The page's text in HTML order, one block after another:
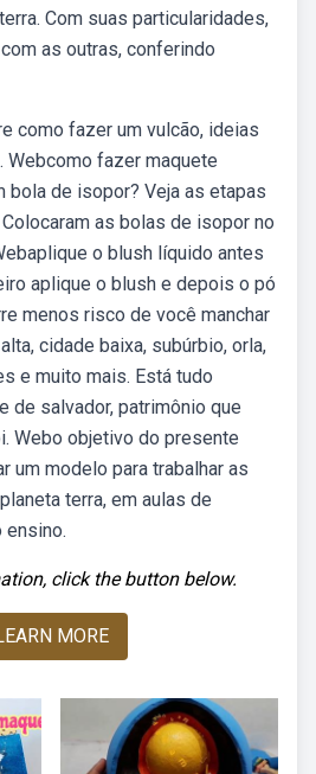
Com suas particularidades,
as outras, conferindo
como fazer um vulcão, ideias
Webcomo fazer maquete
bola de isopor? Veja as etapas
as bolas de isopor no
o blush líquido antes
aplique o blush e depois o pó
menos risco de você manchar
cidade baixa, subúrbio, orla,
e muito mais. Está tudo
de salvador, patrimônio que
Webo objetivo do presente
um modelo para trabalhar as
terra, em aulas de
ensino.
click the button below.
MORE